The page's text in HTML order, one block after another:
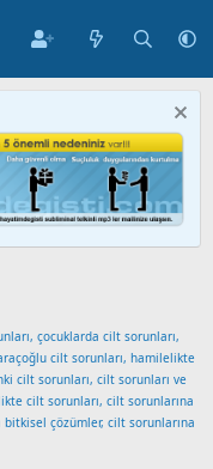
çocuklarda cilt sorunları,
cilt sorunları, hamilelikte
cilt sorunları, cilt sorunları ve
cilt sorunları, cilt sorunlarına
çözümler, cilt sorunlarına